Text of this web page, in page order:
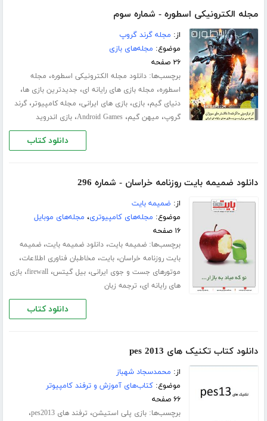
مجله الکترونیکی اسطوره - شماره سوم
از: مجله گرند گروپ
موضوع: مجله‌های بازی
۲۶ صفحه
برچسب‌ها:دانلود مجله الکترونیکی اسطوره، مجله
اسطوره، مجله بازی های رایانه ای، جدیدترین بازی ها،
دنیای گیم،بازی،بازی های ایرانی، مجله کامپیوتر،گرند
گروپ، میهن گیم،Android Games،بازی اندروید
دانلود کتاب
دانلود ضمیمه بایت روزنامه خراسان - شماره 296
از: ضمیمه بایت
موضوع: مجله‌های کامپیوتری، مجله‌های موبایل
۱۶ صفحه
برچسب‌ها:ضمیمه بایت،دانلود ضمیمه بایت،ضمیمه
بایت روزنامه خراسان،بایت، مخاطبان فناوری اطلاعات،
موتورهای جست‌ و جوی ایرانی،بیل گیتس،firewall،بازی‌
های رایانه‌ ای، ترجمه زبان
دانلود کتاب
دانلود کتاب تکنیک های pes 2013
از: محمدسجاد شهباز
موضوع:کتاب‌های آموزش و ترفند کامپیوتر
۶۶ صفحه
برچسب‌ها:بازی پلی استیشن، ترفند های pes2013 ،